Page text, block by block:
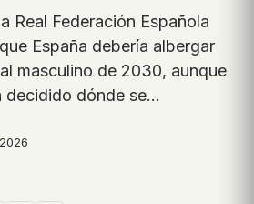
Real Federación Española
España debería albergar
masculino de 2030, aunque
decidido dónde se…